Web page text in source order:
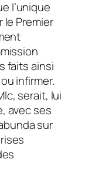
l’unique
Premier
faits ainsi
infirmer.
serait, lui
avec ses
sur